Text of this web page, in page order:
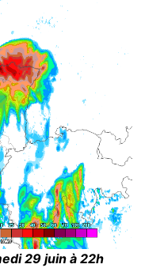
29 juin à 22h